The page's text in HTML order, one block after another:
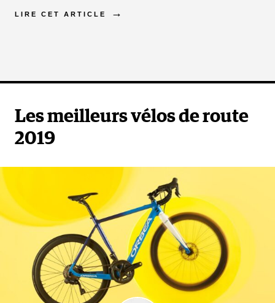
LIRE CET ARTICLE
Les meilleurs vélos de route
2019